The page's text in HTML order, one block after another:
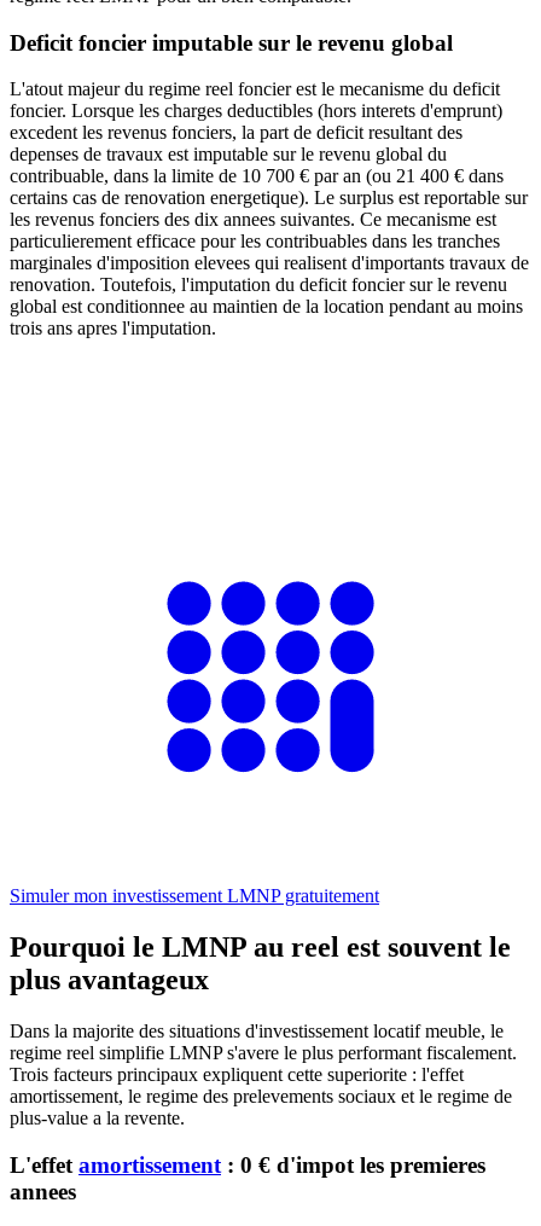
Deficit foncier imputable sur le revenu global
L'atout majeur du regime reel foncier est le mecanisme du deficit
foncier. Lorsque les charges deductibles (hors interets d'emprunt)
excedent les revenus fonciers, la part de deficit resultant des
depenses de travaux est imputable sur le revenu global du
contribuable, dans la limite de 10 700 € par an (ou 21 400 € dans
certains cas de renovation energetique). Le surplus est reportable sur
les revenus fonciers des dix annees suivantes. Ce mecanisme est
particulierement efficace pour les contribuables dans les tranches
marginales d'imposition elevees qui realisent d'importants travaux de
renovation. Toutefois, l'imputation du deficit foncier sur le revenu
global est conditionnee au maintien de la location pendant au moins
trois ans apres l'imputation.
Simuler mon investissement LMNP gratuitement
Pourquoi le LMNP au reel est souvent le
plus avantageux
Dans la majorite des situations d'investissement locatif meuble, le
regime reel simplifie LMNP s'avere le plus performant fiscalement.
Trois facteurs principaux expliquent cette superiorite : l'effet
amortissement, le regime des prelevements sociaux et le regime de
plus-value a la revente.
L'effet amortissement : 0 € d'impot les premieres
annees